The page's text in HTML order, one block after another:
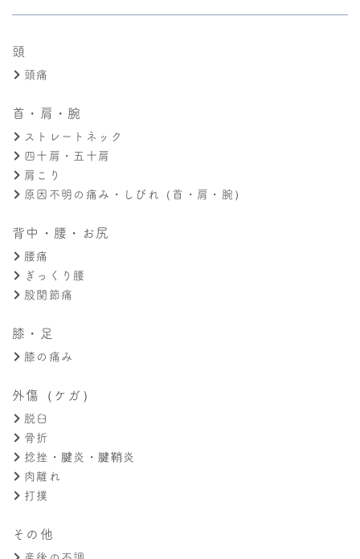
頭
頭痛
首・肩・腕
ストレートネック
四十肩・五十肩
肩こり
原因不明の痛み・しびれ（首・肩・腕）
背中・腰・お尻
腰痛
ぎっくり腰
股関節痛
膝・足
膝の痛み
外傷（ケガ）
脱臼
骨折
捻挫・腱炎・腱鞘炎
肉離れ
打撲
その他